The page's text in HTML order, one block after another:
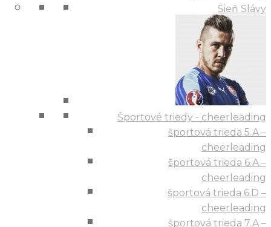
Sieň Slávy
Športové triedy - cheerleading
športová trieda 5.A –
cheerleading
športová trieda 6.A –
cheerleading
športová trieda 6.D –
cheerleading
športová trieda 7.A –